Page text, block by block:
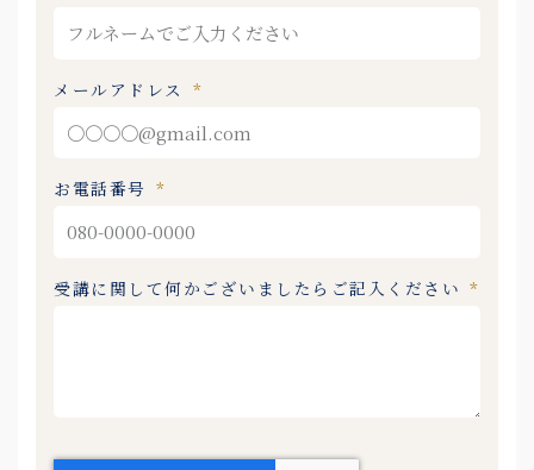
メールアドレス
お電話番号
受講に関して何かございましたらご記入ください